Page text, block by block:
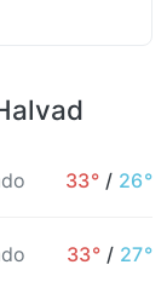
33° / 26°
33° / 27°